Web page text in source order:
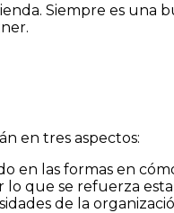
Siempre es una
en tres aspectos:
en las formas en
lo que se refuerza esta
de la